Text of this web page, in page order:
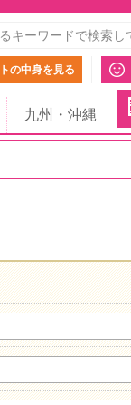
の中身を見る
九州・沖縄